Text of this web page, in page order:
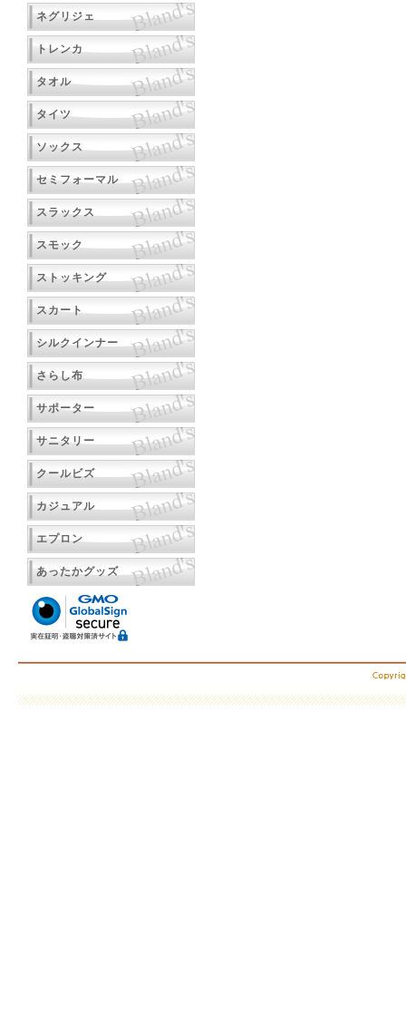
ネグリジェ
トレンカ
タオル
タイツ
ソックス
セミフォーマル
スラックス
スモック
ストッキング
スカート
シルクインナー
さらし布
サポーター
サニタリー
クールビズ
カジュアル
エプロン
あったかグッズ